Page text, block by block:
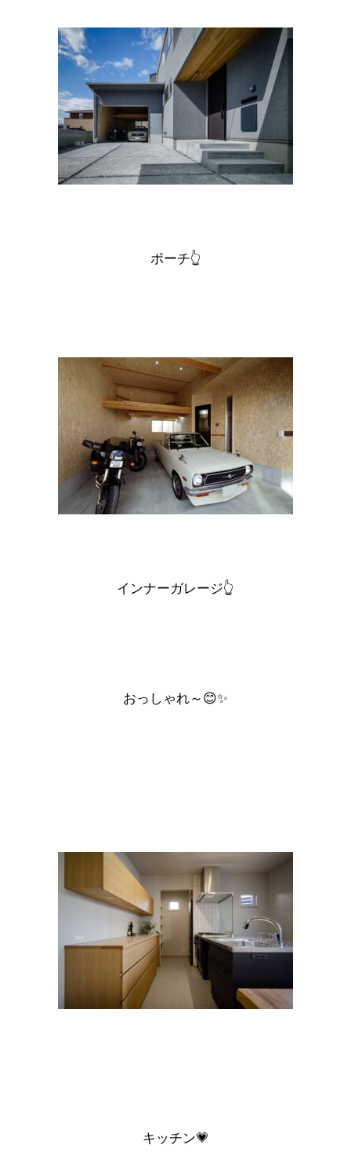
ポーチ👆
インナーガレージ👆
おっしゃれ～😊✨
キッチン💗